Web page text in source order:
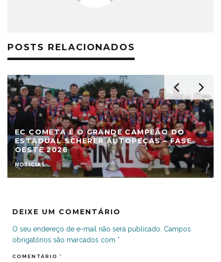
POSTS RELACIONADOS
EC COMETA É O GRANDE CAMPEÃO DO
ESTADUAL SCHERER AUTOPEÇAS – FASE
OESTE 2026
NOTÍCIAS
DEIXE UM COMENTÁRIO
O seu endereço de e-mail não será publicado. Campos
obrigatórios são marcados com *
COMENTÁRIO *